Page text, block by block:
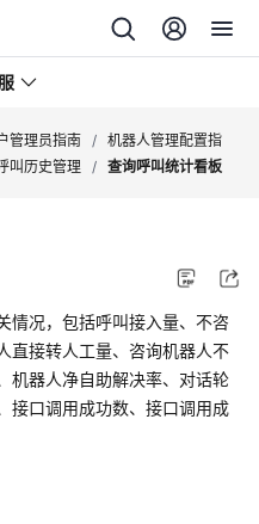
管理员指南 / 机器人管理配置指
叫历史管理 / 查询呼叫统计看板
情况，包括呼叫接入量、不咨
直接转人工量、咨询机器人不
机器人净自助解决率、对话轮
接口调用成功数、接口调用成